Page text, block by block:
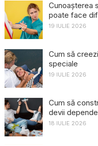
Cunoașterea
poate face
19 IULIE 2026
Cum să
speciale
19 IULIE 2026
Cum să
devii
18 IULIE 2026